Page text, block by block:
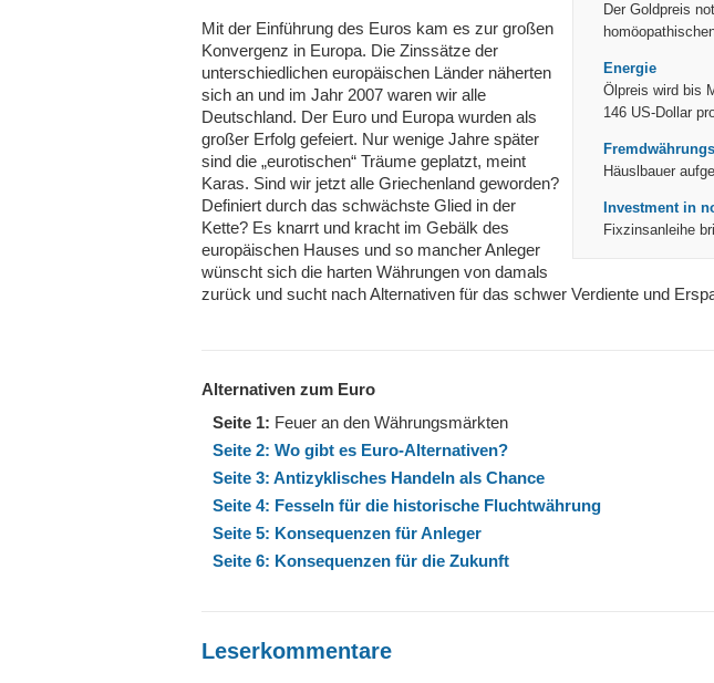
Der Goldpreis
Energie
Ölpreis wird bis
146 US-Dollar
Häuslbauer
Investment in
Fixzinsanleihe
Mit der Einführung des Euros kam es zur großen
Konvergenz in Europa. Die Zinssätze der
unterschiedlichen europäischen Länder näherten
sich an und im Jahr 2007 waren wir alle
Deutschland. Der Euro und Europa wurden als
großer Erfolg gefeiert. Nur wenige Jahre später
sind die „eurotischen“ Träume geplatzt, meint
Karas. Sind wir jetzt alle Griechenland geworden?
Definiert durch das schwächste Glied in der
Kette? Es knarrt und kracht im Gebälk des
europäischen Hauses und so mancher Anleger
wünscht sich die harten Währungen von damals
zurück und sucht nach Alternativen für das schwer Verdiente und
Alternativen zum Euro
Seite 1: Feuer an den Währungsmärkten
Seite 2: Wo gibt es Euro-Alternativen?
Seite 3: Antizyklisches Handeln als Chance
Seite 4: Fesseln für die historische Fluchtwährung
Seite 5: Konsequenzen für Anleger
Seite 6: Konsequenzen für die Zukunft
Leserkommentare